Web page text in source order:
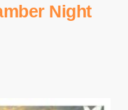
Night